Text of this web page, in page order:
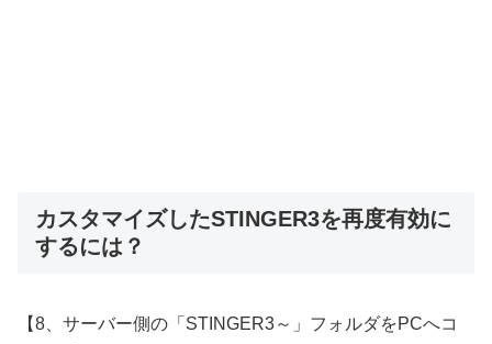
カスタマイズしたSTINGER3を再度有効に
するには？
【8、サーバー側の「STINGER3～」フォルダをPCへコ